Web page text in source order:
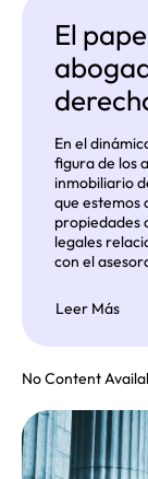
El
En el
figura de los
inmobiliario
que estemos
propiedades
legales
con el
Leer Más
No Content